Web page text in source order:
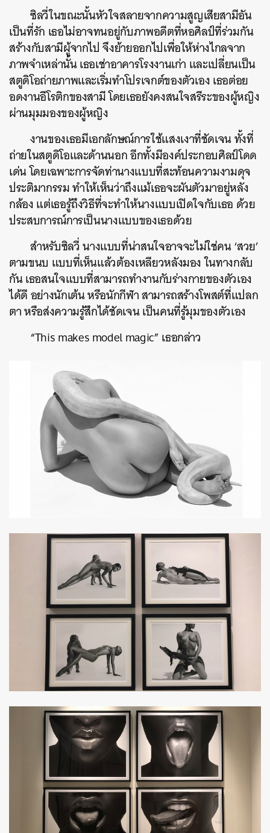
ซิลวี่ในขณะนั้นหัวใจสลายจากความสูญเสียสามีอัน
เป็นที่รัก เธอไม่อาจทนอยู่กับภาพอดีตที่หอศิลป์ที่ร่วมกัน
สร้างกับสามีผู้จากไป จึงย้ายออกไปเพื่อให้ห่างไกลจาก
ภาพจำเหล่านั้น เธอเช่าอาคารโรงงานเก่า และเปลี่ยนเป็น
สตูดิโอถ่ายภาพและเริ่มทำโปรเจกต์ของตัวเอง เธอต่อย
อดงานอีโรติกของสามี โดยเธอยังคงสนใจสรีระของผู้หญิง
ผ่านมุมมองของผู้หญิง
งานของเธอมีเอกลักษณ์การใช้แสงเงาที่ชัดเจน ทั้งที่
ถ่ายในสตูดิโอและด้านนอก อีกทั้งมีองค์ประกอบศิลป์โดด
เด่น โดยเฉพาะการจัดท่านางแบบที่สะท้อนความงามดุจ
ประติมากรรม ทำให้เห็นว่าถึงแม้เธอจะผันตัวมาอยู่หลัง
กล้อง แต่เธอรู้ถึงวิธีที่จะทำให้นางแบบเปิดใจกับเธอ ด้วย
ประสบการณ์การเป็นนางแบบของเธอด้วย
สำหรับซิลวี่ นางแบบที่น่าสนใจอาจจะไม่ใช่คน ‘สวย’
ตามขนบ แบบที่เห็นแล้วต้องเหลียวหลังมอง ในทางกลับ
กัน เธอสนใจแบบที่สามารถทำงานกับร่างกายของตัวเอง
ได้ดี อย่างนักเต้น หรือนักกีฬา สามารถสร้างโพสต์ที่แปลก
ตา หรือส่งความรู้สึกได้ชัดเจน เป็นคนที่รู้มุมของตัวเอง
“This makes model magic” เธอกล่าว